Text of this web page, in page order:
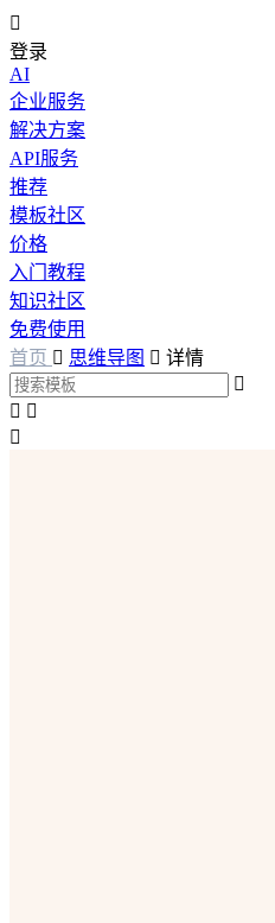

登录
AI
企业服务
解决方案
API服务
推荐
模板社区
价格
入门教程
知识社区
免费使用
首页  思维导图  详情

 
